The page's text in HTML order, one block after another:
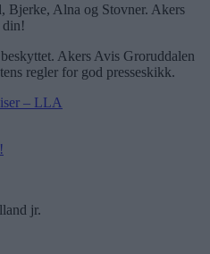
Bjerke, Alna og Stovner. Akers
din!
Akers Avis Groruddalen
regler for god presseskikk.
– LLA
jr.